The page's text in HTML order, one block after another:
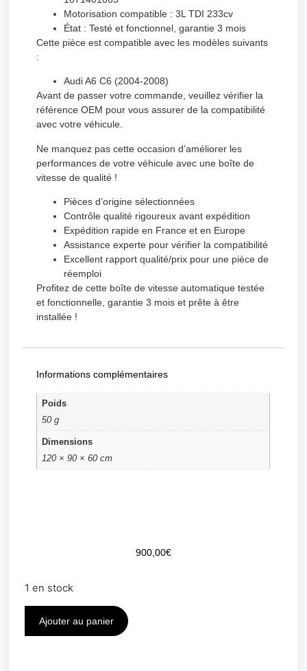
Motorisation compatible : 3L TDI 233cv
État : Testé et fonctionnel, garantie 3 mois
Cette pièce est compatible avec les modèles suivants
:
Audi A6 C6 (2004-2008)
Avant de passer votre commande, veuillez vérifier la
référence OEM pour vous assurer de la compatibilité
avec votre véhicule.
Ne manquez pas cette occasion d’améliorer les
performances de votre véhicule avec une boîte de
vitesse de qualité !
Pièces d’origine sélectionnées
Contrôle qualité rigoureux avant expédition
Expédition rapide en France et en Europe
Assistance experte pour vérifier la compatibilité
Excellent rapport qualité/prix pour une pièce de
réemploi
Profitez de cette boîte de vitesse automatique testée
et fonctionnelle, garantie 3 mois et prête à être
installée !
Informations complémentaires
Poids
50 g
Dimensions
120 × 90 × 60 cm
900,00€
1 en stock
Ajouter au panier